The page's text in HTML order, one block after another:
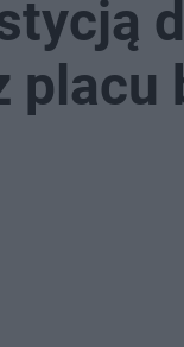
placu